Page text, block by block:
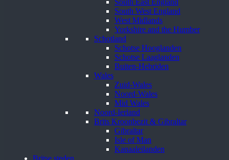
South East England
South West England
West Midlands
Yorkshire and the Humber
Schotland
Schotse Hooglanden
Schotse Laaglanden
Buiten-Hebriden
Wales
Zuid-Wales
Noord-Wales
Mid Wales
Noord-Ierland
Brits Kroonbezit & Gibraltar
Gibraltar
Isle of Man
Kanaaleilanden